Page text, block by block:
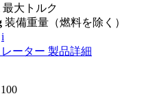
最大トルク
装備重量（燃料を除く）
i
ーター 製品詳細